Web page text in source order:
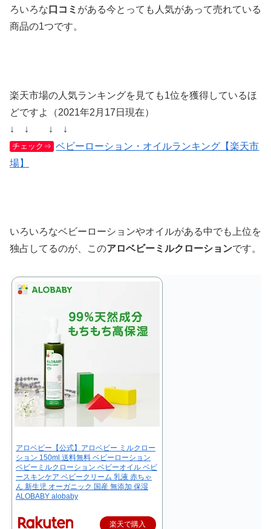
ろいろな 口コミ がある今とっても人気があって売れている
商品の1つです。
楽天市場の人気ランキングを見ても1位を獲得しているほ
どですよ（2021年2月17日現在）
↓ ↓ ↓ ↓
チェック⇒ ベビーローション・オイルランキング【楽天市
場】
いろいろなベビーローションやオイルがある中でも上位を
独占してるのが、このアロベビーミルクローションです。
アロベビー【公式】アロベビー ミルクロー
ション 150ml 送料無料 ベビーローション
ベビーミルクローション ベビーオイル ベビ
ースキンケア ベビークリーム 乳液 赤ちゃ
ん 新生児 オーガニック 国産 無添加 保湿
ALOBABY alobaby
楽天で購入